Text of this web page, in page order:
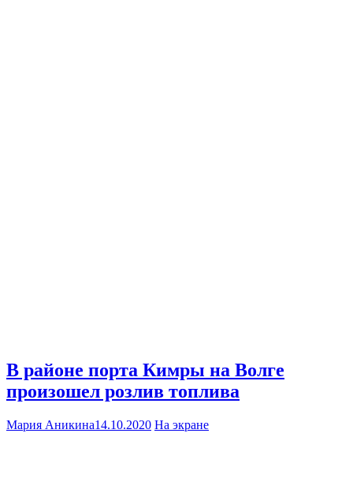
В районе порта Кимры на Волге
произошел розлив топлива
Мария Аникина14.10.2020 На экране